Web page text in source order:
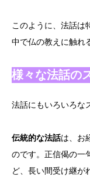
このように、法話は
中で仏の教えに触れ
様々な法話の
法話にもいろいろな
伝統的な法話は、お
のです。正信偈の一
ど、長い間受け継が